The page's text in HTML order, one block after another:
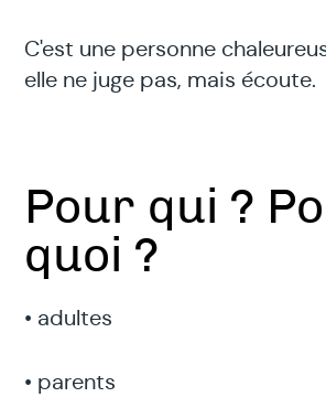
C'est une personne
elle ne juge pas, mais écoute.
Pour qui ?
quoi ?
• adultes
• parents